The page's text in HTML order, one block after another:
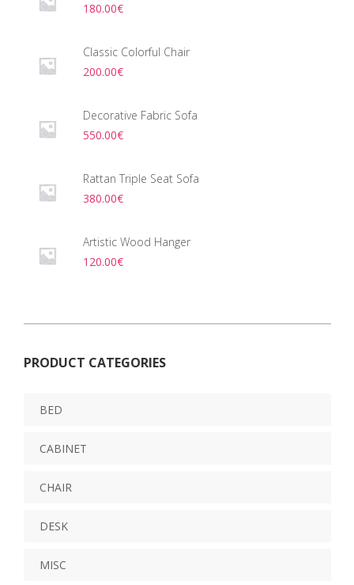
180.00€
Classic Colorful Chair
200.00€
Decorative Fabric Sofa
550.00€
Rattan Triple Seat Sofa
380.00€
Artistic Wood Hanger
120.00€
PRODUCT CATEGORIES
BED
CABINET
CHAIR
DESK
MISC